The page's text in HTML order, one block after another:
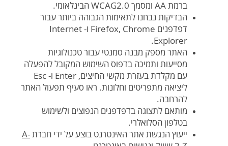
ברמת AA ומסמך WCAG2.0 הבינלאומי.
הבדיקות נבחנו לתאימות הגבוהה ביותר עבור
דפדפנים Firefox, Chrome ו- Internet
Explorer.
האתר מספק מבנה סמנטי עבור טכנולוגיות
מסייעות ותמיכה בדפוס השימוש המקובל להפעלה
עם מקלדת בעזרת מקשי החיצים, Enter ו- Esc
ליציאה מתפריטים וחלונות. ראו סעיף תפעול האתר
להרחבה.
מותאם לתצוגה בדפדפנים הנפוצים ולשימוש
בטלפון הסלואלרי.
ייעוץ הנגשת אתר האינטרנט בוצע על ידי חברת A-